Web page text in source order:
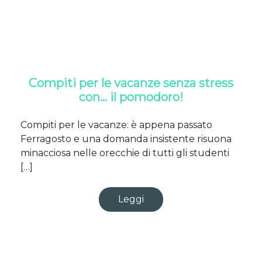
Compiti per le vacanze senza stress
con… il pomodoro!
Compiti per le vacanze: è appena passato
Ferragosto e una domanda insistente risuona
minacciosa nelle orecchie di tutti gli studenti
[…]
Leggi